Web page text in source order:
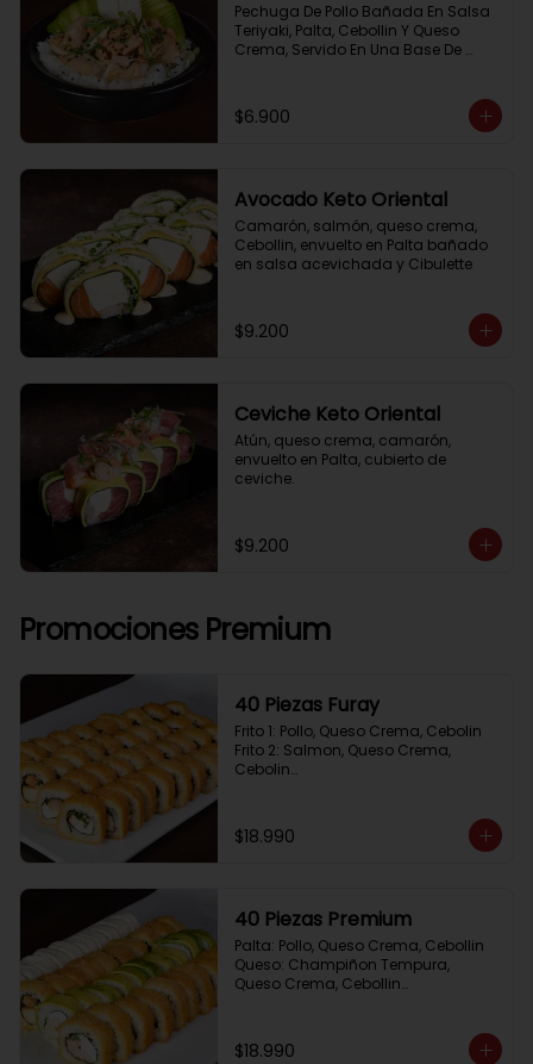
Pechuga De Pollo Bañada En Salsa
Teriyaki, Palta, Cebollin Y Queso
Crema, Servido En Una Base De
$6.900
Avocado Keto Oriental
Camarón, salmón, queso crema,
Cebollin, envuelto en Palta bañado
en salsa acevichada y Cibulette
$9.200
Ceviche Keto Oriental
Atún, queso crema, camarón,
envuelto en Palta, cubierto de
ceviche.
$9.200
Promociones Premium
40 Piezas Furay
Frito 1: Pollo, Queso Crema, Cebolin
Frito 2: Salmon, Queso Crema,
Cebolin
Frito 4: Kanikama, Queso Crema,
Cebollin
$18.990
40 Piezas Premium
Palta: Pollo, Queso Crema, Cebollin
Queso: Champiñon Tempura,
Queso Crema, Cebollin
Cebollin
$18.990